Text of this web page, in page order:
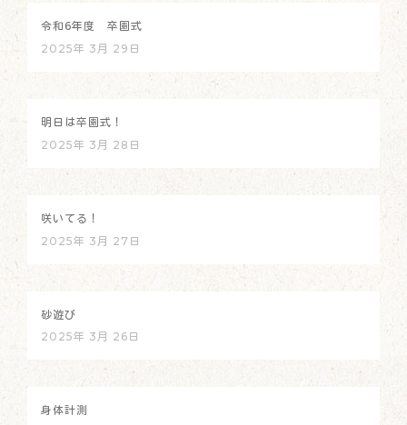
令和6年度 卒園式
2025年 3月 29日
明日は卒園式！
2025年 3月 28日
咲いてる！
2025年 3月 27日
砂遊び
2025年 3月 26日
身体計測